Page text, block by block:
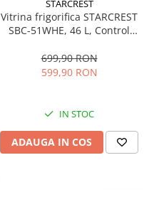
STARCREST
Vitrina frigorifica STARCREST
SBC-51WHE, 46 L, Control
48.8 cm, Alb
699,90 RON
599,90 RON
IN STOC
ADAUGA IN COS